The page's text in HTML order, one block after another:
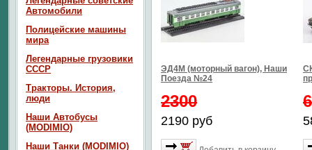
ЭД4М (моторный вагон), Наши
Поезда №24
2300
2190 руб
Автомобили
Полицейские машины
мира
Легендарные грузовики
СССР
Тракторы. История,
люди
Наши Автобусы
(MODIMIO)
Наши Танки (MODIMIO)